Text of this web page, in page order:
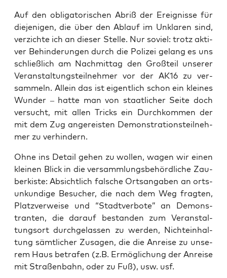
Auf den obli­ga­to­ri­schen Abriß der Ereig­nis­se für
die­je­ni­gen, die über den Ablauf im Unkla­ren sind,
ver­zich­te ich an die­ser Stel­le. Nur soviel: trotz akti­
ver Behin­de­run­gen durch die Poli­zei gelang es uns
schließ­lich am Nach­mit­tag den Groß­teil unse­rer
Ver­an­stal­tungs­teil­neh­mer vor der AK16 zu ver­
sam­meln. Allein das ist eigent­lich schon ein klei­nes
Wun­der – hat­te man von staat­li­cher Sei­te doch
ver­sucht, mit allen Tricks ein Durch­kom­men der
mit dem Zug ange­reis­ten Demons­tra­ti­ons­teil­neh­
mer zu verhindern.
Ohne ins Detail gehen zu wol­len, wagen wir einen
klei­nen Blick in die ver­samm­lungs­be­hörd­li­che Zau­
ber­kis­te: Absicht­lich fal­sche Orts­an­ga­ben an orts­
un­kun­di­ge Besu­cher, die nach dem Weg frag­ten,
Platz­ver­wei­se und “Stadt­ver­bo­te” an Demons­
tran­ten, die dar­auf bestan­den zum Ver­an­stal­
tungs­ort durch­ge­las­sen zu wer­den, Nicht­ein­hal­
tung sämt­li­cher Zusa­gen, die die Anrei­se zu unse­
rem Haus betra­fen (z.B. Ermög­li­chung der Anrei­se
mit Stra­ßen­bahn, oder zu Fuß), usw. usf.